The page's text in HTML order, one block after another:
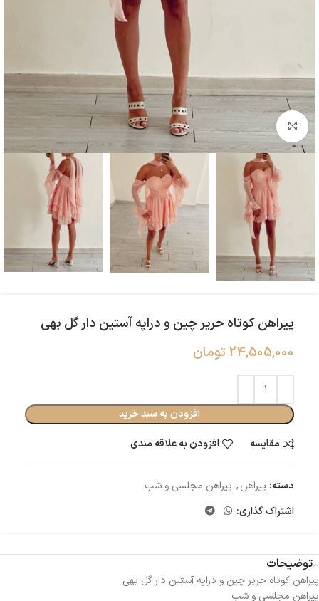
بزرگنمایی تصویر
پیراهن کوتاه حریر چین و دراپه آستین دار گل بهی
24,505,000 تومان
افزودن به سبد خرید
مقایسه
افزودن به علاقه مندی
دسته: پیراهن, پیراهن مجلسی و شب
اشتراک گذاری:
توضیحات
پیراهن کوتاه حریر چین و دراپه آستین دار گل بهی
پیراهن مجلسی و شب